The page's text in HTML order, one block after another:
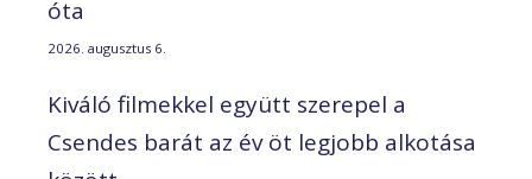
óta
2026. augusztus 6.
Kiváló filmekkel együtt szerepel a
Csendes barát az év öt legjobb alkotása